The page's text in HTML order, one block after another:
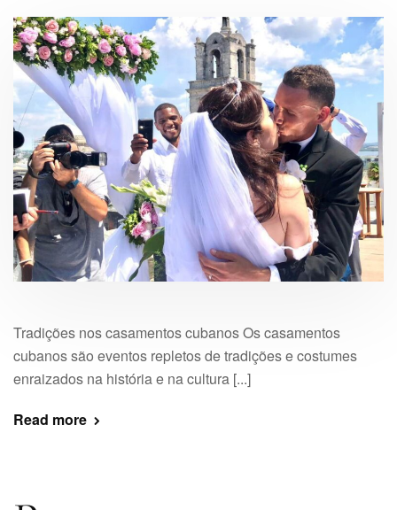
Tradições nos casamentos cubanos Os casamentos
cubanos são eventos repletos de tradições e costumes
enraizados na história e na cultura [...]
Read more